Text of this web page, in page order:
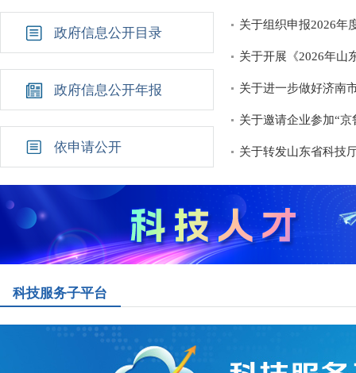
政府信息公开目录
政府信息公开年报
依申请公开
关于组织申报2026年
关于开展《2026年山
关于进一步做好济南
关于邀请企业参加“
关于转发山东省科技
科技服务子平台